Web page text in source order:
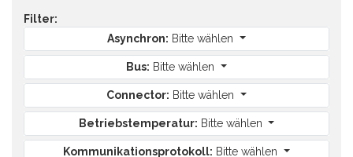
Filter:
Asynchron: Bitte wählen
Bus: Bitte wählen
Connector: Bitte wählen
Betriebstemperatur: Bitte wählen
Kommunikationsprotokoll: Bitte wählen